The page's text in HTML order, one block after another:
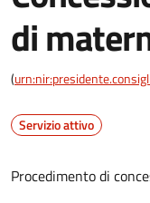
di
(
Servizio attivo
Procedimento di